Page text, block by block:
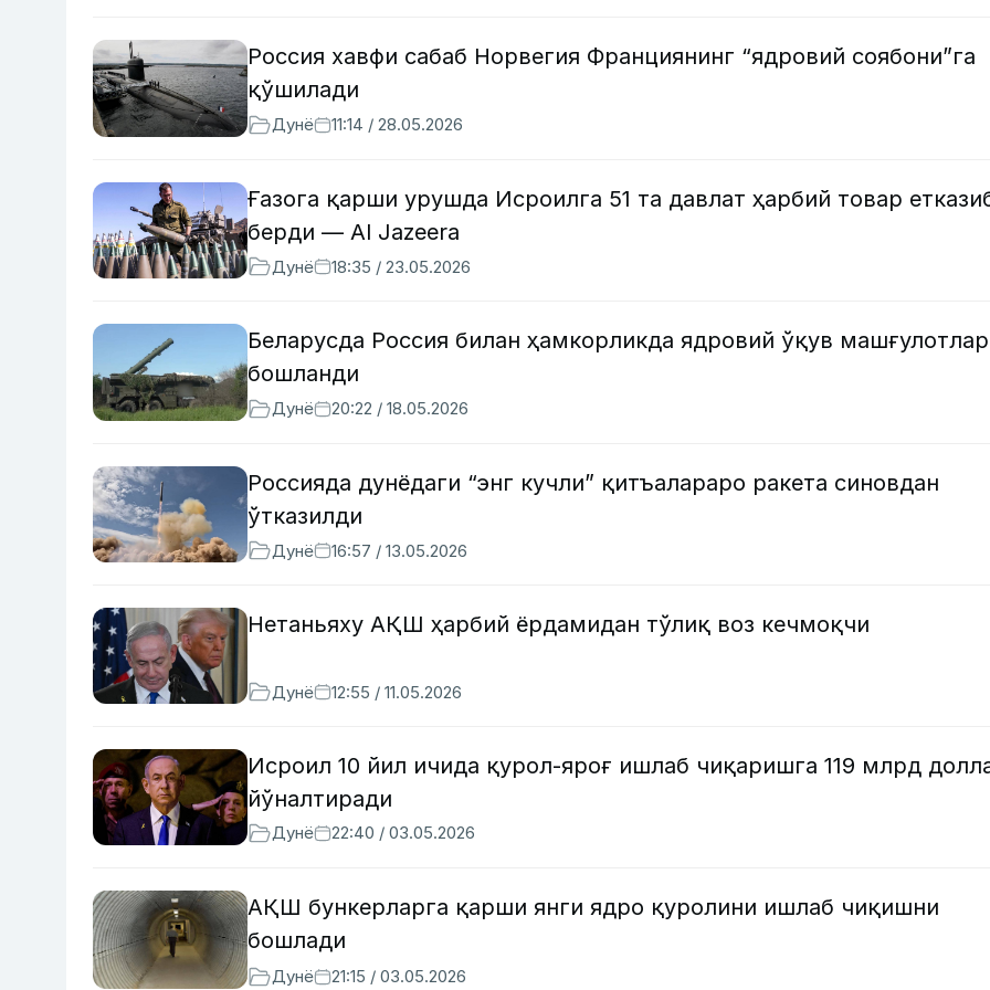
Россия хавфи сабаб Норвегия Франциянинг “ядровий соябони”га
қўшилади
Дунё 11:14 / 28.05.2026
Ғазога қарши урушда Исроилга 51 та давлат ҳарбий товар
берди — Al Jazeera
Дунё 18:35 / 23.05.2026
Беларусда Россия билан ҳамкорликда ядровий ўқув машғулотлар
бошланди
Дунё 20:22 / 18.05.2026
Россияда дунёдаги “энг кучли” қитъалараро ракета синовдан
ўтказилди
Дунё 16:57 / 13.05.2026
Нетаньяху АҚШ ҳарбий ёрдамидан тўлиқ воз кечмоқчи
Дунё 12:55 / 11.05.2026
Исроил 10 йил ичида қурол-яроғ ишлаб чиқаришга 119 млрд
йўналтиради
Дунё 22:40 / 03.05.2026
АҚШ бункерларга қарши янги ядро қуролини ишлаб чиқишни
бошлади
Дунё 21:15 / 03.05.2026